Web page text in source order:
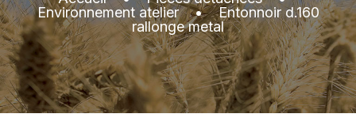
Environnement atelier•Entonnoir d.160
rallonge metal